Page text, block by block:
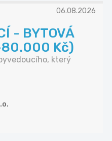
06.08.2026
- BYTOVÁ
80.000 Kč)
který